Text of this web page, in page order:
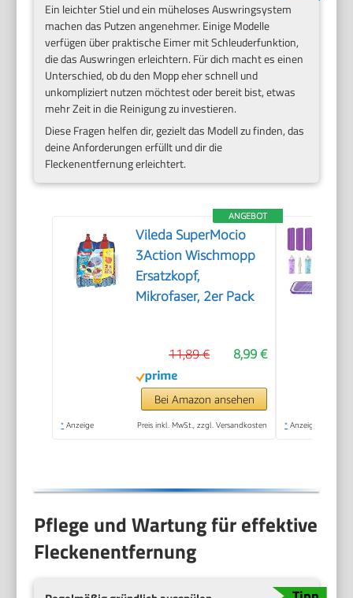
Ein leichter Stiel und ein müheloses Auswringsystem
machen das Putzen angenehmer. Einige Modelle
verfügen über praktische Eimer mit Schleuderfunktion,
die das Auswringen erleichtern. Für dich macht es einen
Unterschied, ob du den Mopp eher schnell und
unkompliziert nutzen möchtest oder bereit bist, etwas
mehr Zeit in die Reinigung zu investieren.
Diese Fragen helfen dir, gezielt das Modell zu finden, das
deine Anforderungen erfüllt und dir die
Fleckenentfernung erleichtert.
ANGEBOT
Vileda SuperMocio
3Action Wischmopp
Ersatzkopf,
Mikrofaser, 2er Pack
8,99 €
11,89 €
Bei Amazon ansehen
* Anzeige Preis inkl. MwSt., zzgl. Versandkosten * Anzeige
Pflege und Wartung für effektive
Fleckenentfernung